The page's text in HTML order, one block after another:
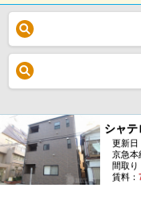
シャ
更新日
京急本
間取り
賃料：